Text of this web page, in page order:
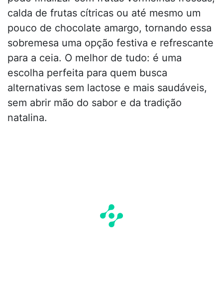
calda de frutas cítricas ou até mesmo um
pouco de chocolate amargo, tornando essa
sobremesa uma opção festiva e refrescante
para a ceia. O melhor de tudo: é uma
escolha perfeita para quem busca
alternativas sem lactose e mais saudáveis,
sem abrir mão do sabor e da tradição
natalina.